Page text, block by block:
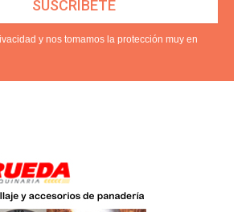
y nos tomamos la protección muy en